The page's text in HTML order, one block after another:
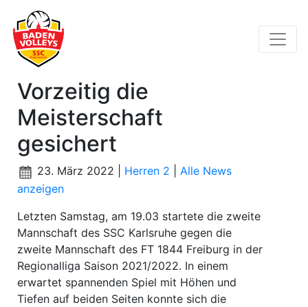
Vorzeitig die
Meisterschaft
gesichert
23. März 2022 | Herren 2
Alle News
anzeigen
Letzten Samstag, am 19.03 startete die zweite
Mannschaft des SSC Karlsruhe gegen die
zweite Mannschaft des FT 1844 Freiburg in der
Regionalliga Saison 2021/2022. In einem
erwartet spannenden Spiel mit Höhen und
Tiefen auf beiden Seiten konnte sich die